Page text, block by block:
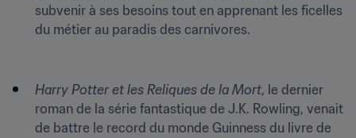
subvenir à ses besoins tout en apprenant les ficelles
du métier au paradis des carnivores.
Harry Potter et les Reliques de la Mort, le dernier
roman de la série fantastique de J.K. Rowling, venait
de battre le record du monde Guinness du livre de